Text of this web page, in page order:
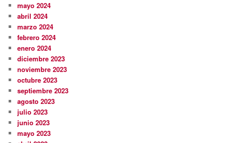
mayo 2024
abril 2024
marzo 2024
febrero 2024
enero 2024
diciembre 2023
noviembre 2023
octubre 2023
septiembre 2023
agosto 2023
julio 2023
junio 2023
mayo 2023